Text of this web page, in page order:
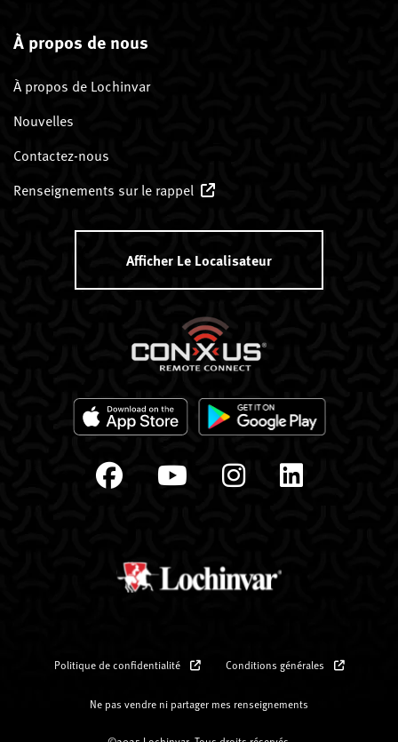
À propos de nous
À propos de Lochinvar
Nouvelles
Contactez-nous
Renseignements sur le rappel
Afficher Le Localisateur
Politique de confidentialité Conditions générales
Ne pas vendre ni partager mes renseignements